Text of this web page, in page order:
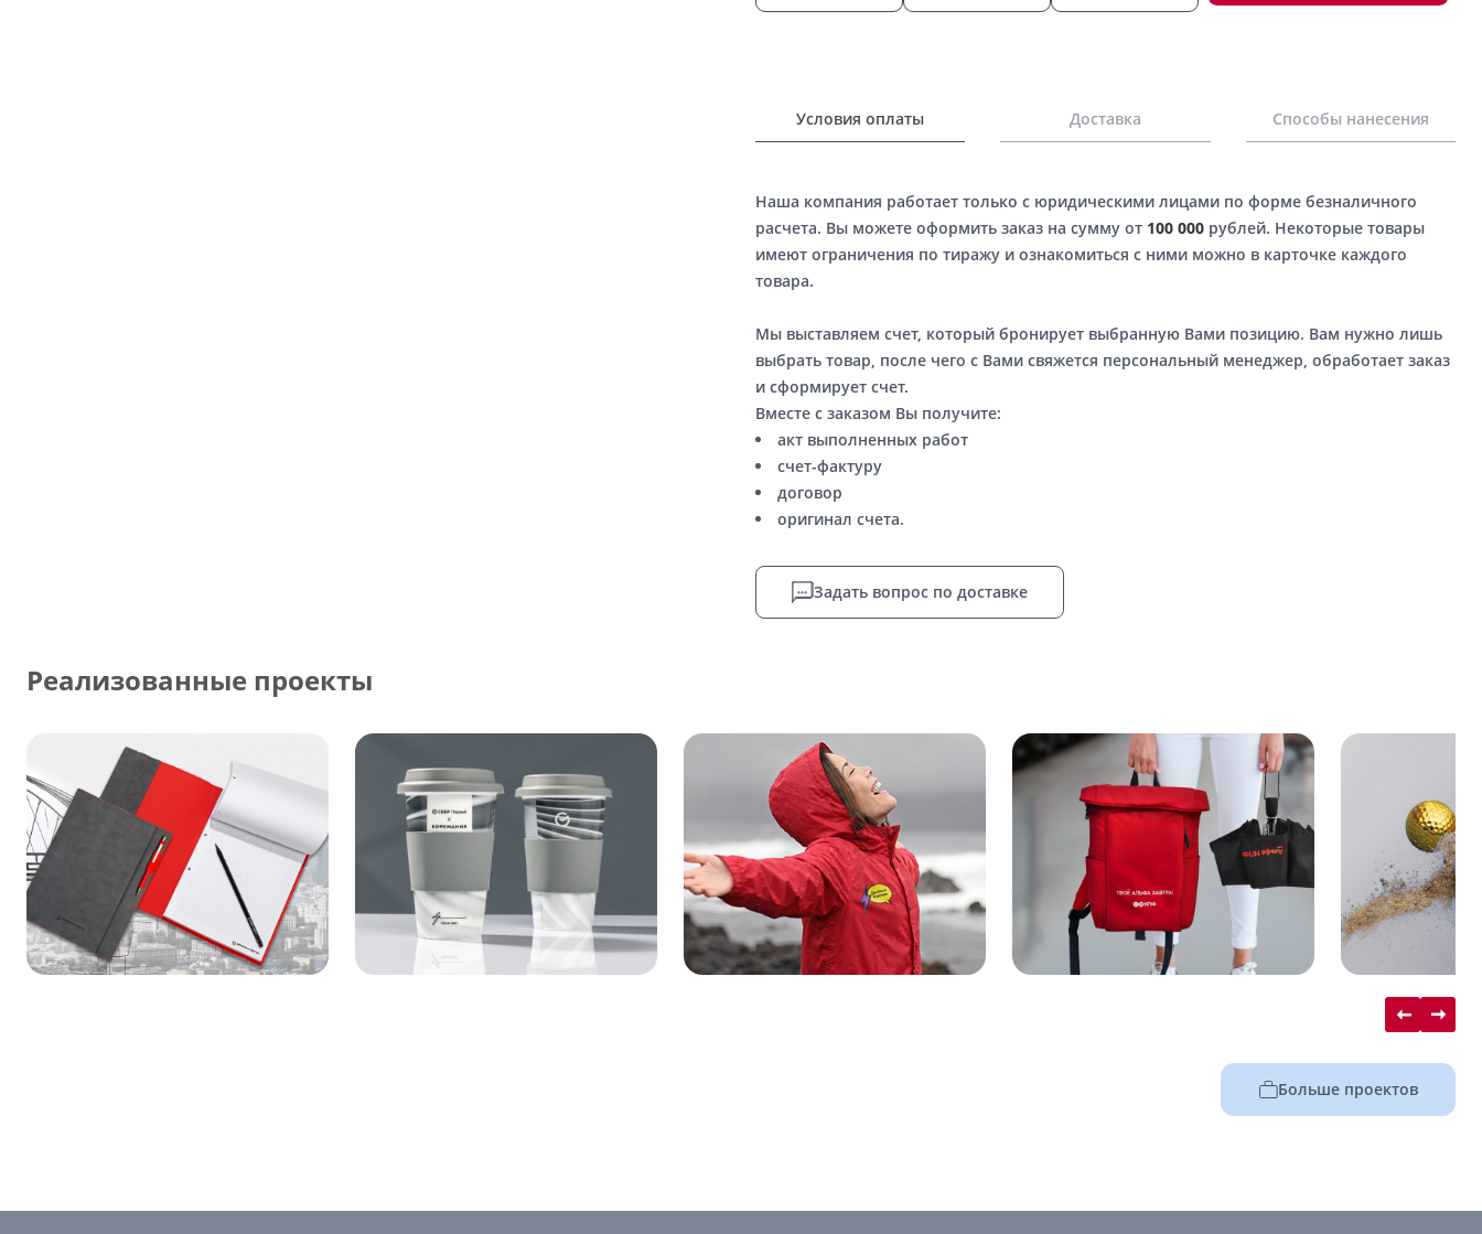
Условия оплаты Доставка Способы нанесения
Наша компания работает только с юридическими лицами по форме безналичного
расчета. Вы можете оформить заказ на сумму от 100 000рублей. Некоторые товары
имеют ограничения по тиражу и ознакомиться с ними можно в карточке каждого
товара.
Мы выставляем счет, который бронирует выбранную Вами позицию. Вам нужно лишь
выбрать товар, после чего с Вами свяжется персональный менеджер, обработает заказ
и сформирует счет.
Вместе с заказом Вы получите:
акт выполненных работ
счет-фактуру
договор
оригинал счета.
Задать вопрос по доставке
Реализованные проекты
Больше проектов